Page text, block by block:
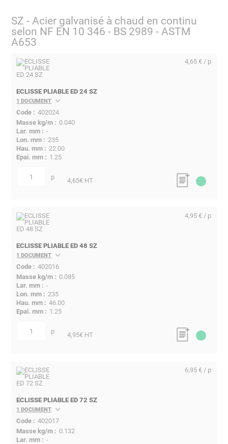
SZ - Acier galvanisé à chaud en continu
selon NF EN 10 346 - BS 2989 - ASTM
A653
ECLISSE PLIABLE ED 24 SZ
1 DOCUMENT
402024
0.040
-
235
22.00
1.25
quantité p
4,65 € / p
4,65€ HT
ECLISSE PLIABLE ED 48 SZ
1 DOCUMENT
402016
0.085
-
235
46.00
1.25
quantité p
4,95 € / p
4,95€ HT
ECLISSE PLIABLE ED 72 SZ
1 DOCUMENT
402017
0.132
-
6,95 € / p